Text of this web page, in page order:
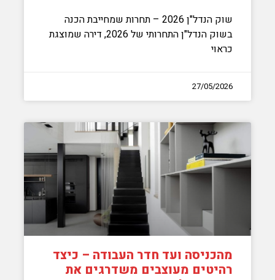
שוק הנדל"ן 2026 – תחרות שמחייבת הכנה
בשוק הנדל"ן התחרותי של 2026, דירה שמוצגת
כראוי
27/05/2026
מהכניסה ועד חדר העבודה – כיצד
רהיטים מעוצבים משדרגים את